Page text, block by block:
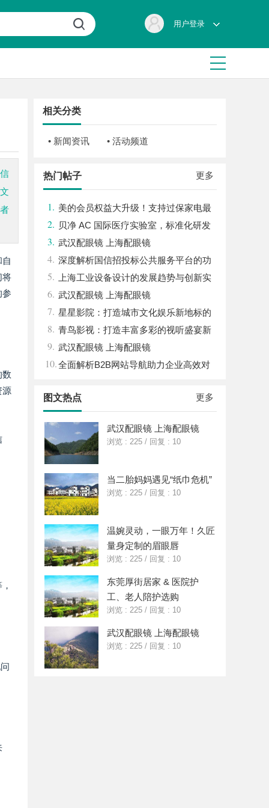
用户登录
将
参
数
源
相关分类
• 新闻资讯 • 活动频道
更多
热门帖子
1. 美的会员权益大升级！支持过保家电最
高3000元免费维修
2. 贝净 AC 国际医疗实验室，标准化研发
体系全解析
3. 武汉配眼镜 上海配眼镜
4. 深度解析国信招投标公共服务平台的功
能与优势
5.
上海工业设备设计的发展趋势与创新实
践探索
6. 武汉配眼镜 上海配眼镜
7. 星星影院：打造城市文化娱乐新地标的
璀璨明珠
8. 青鸟影视：打造丰富多彩的视听盛宴新
平台
9. 武汉配眼镜 上海配眼镜
10.全面解析B2B网站导航助力企业高效对
更多
图文热点
武汉配眼镜 上海配眼镜
浏览 : 225 / 回复 : 10
当二胎妈妈遇见“纸巾危机”
浏览 : 225 / 回复 : 10
温婉灵动，一眼万年！久匠
量身定制的眉眼唇
浏览 : 225 / 回复 : 10
东莞厚街居家 & 医院护
工、老人陪护选购
浏览 : 225 / 回复 : 10
武汉配眼镜 上海配眼镜
浏览 : 225 / 回复 : 10